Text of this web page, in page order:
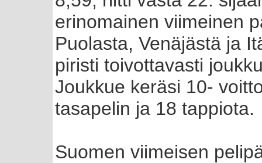
erinomainen viimeinen
Puolasta, Venäjästä ja
piristi toivottavasti
Joukkue keräsi 10-
tasapelin ja 18 tappiota.
Suomen viimeisen